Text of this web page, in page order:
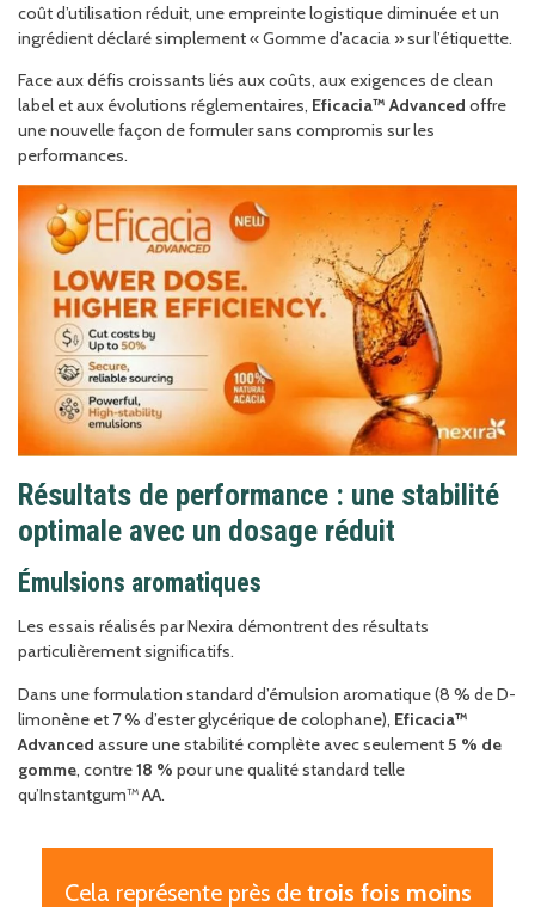
coût d’utilisation réduit, une empreinte logistique diminuée et un
ingrédient déclaré simplement « Gomme d’acacia » sur l’étiquette.
Face aux défis croissants liés aux coûts, aux exigences de clean
label et aux évolutions réglementaires, Eficacia™ Advanced offre
une nouvelle façon de formuler sans compromis sur les
performances.
Résultats de performance : une stabilité
optimale avec un dosage réduit
Émulsions aromatiques
Les essais réalisés par Nexira démontrent des résultats
particulièrement significatifs.
Dans une formulation standard d’émulsion aromatique (8 % de D-
limonène et 7 % d’ester glycérique de colophane), Eficacia™
Advanced assure une stabilité complète avec seulement5 % de
gomme, contre18 % pour une qualité standard telle
qu’Instantgum™ AA.
Cela représente près de trois fois moins